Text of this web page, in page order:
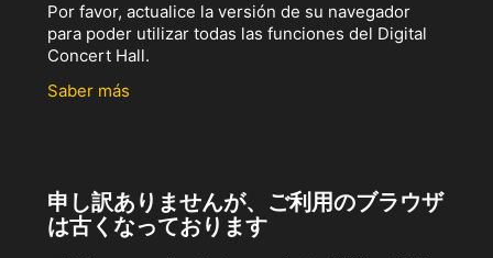
Por favor, actualice la versión de su navegador
para poder utilizar todas las funciones del Digital
Concert Hall.
Saber más
申し訳ありませんが、ご利用のブラウザ
は古くなっております